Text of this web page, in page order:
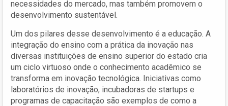
necessidades do mercado, mas também promovem o
desenvolvimento sustentável.
Um dos pilares desse desenvolvimento é a educação. A
integração do ensino com a prática da inovação nas
diversas instituições de ensino superior do estado cria
um ciclo virtuoso onde o conhecimento acadêmico se
transforma em inovação tecnológica. Iniciativas como
laboratórios de inovação, incubadoras de startups e
programas de capacitação são exemplos de como a